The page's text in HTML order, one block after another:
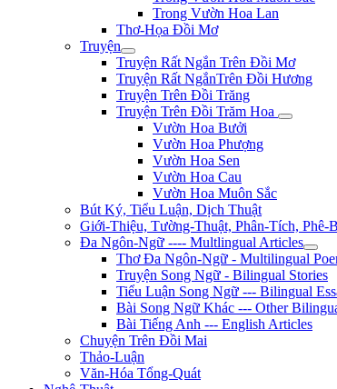
Trong Vườn Hoa Lan
Thơ-Họa Đồi Mơ
Truyện
Truyện Rất Ngắn Trên Đồi Mơ
Truyện Rất NgắnTrên Đồi Hương
Truyện Trên Đồi Trăng
Truyện Trên Đồi Trăm Hoa
Vườn Hoa Bưởi
Vườn Hoa Phượng
Vườn Hoa Sen
Vườn Hoa Cau
Vườn Hoa Muôn Sắc
Bút Ký, Tiểu Luận, Dịch Thuật
Giới-Thiệu, Tường-Thuật, Phân-Tích, Phê-
Đa Ngôn-Ngữ ---- Multlingual Articles
Thơ Đa Ngôn-Ngữ - Multilingual
Truyện Song Ngữ - Bilingual Stories
Tiểu Luận Song Ngữ --- Bilingual
Bài Song Ngữ Khác --- Other
Bài Tiếng Anh --- English Articles
Chuyện Trên Đồi Mai
Thảo-Luận
Văn-Hóa Tổng-Quát